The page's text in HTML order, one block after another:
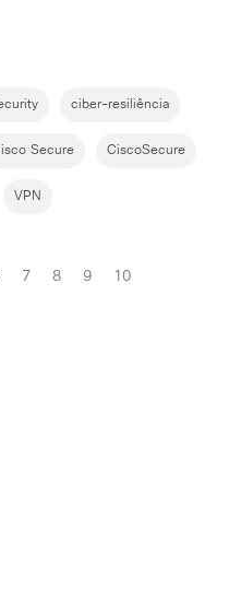
ciber-resiliência
Secure CiscoSecure
VPN
7 8 9 10